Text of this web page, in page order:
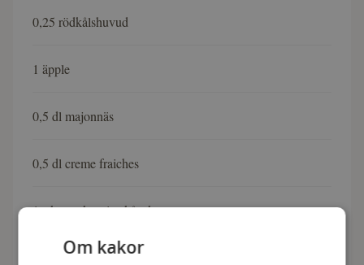
0,25 rödkålshuvud
1 äpple
0,5 dl majonnäs
0,5 dl creme fraiches
1 tsk grovkornig skånsk senap
1 tsk balsamvinäger
Om kakor